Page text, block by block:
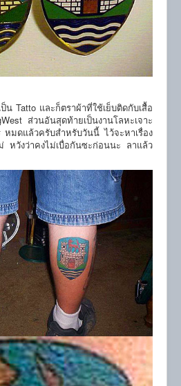
และก็ตราผ้าที่ใช้เย็บติดกับเสื้อ
ส่วนอันสุดท้ายเป็นงานโลหะเจาะ
หมดแล้วครับสำหรับวันนี้ ไว้จะหาเรื่อง
หวังว่าคงไม่เบื่อกันซะก่อนนะ ลาแล้ว